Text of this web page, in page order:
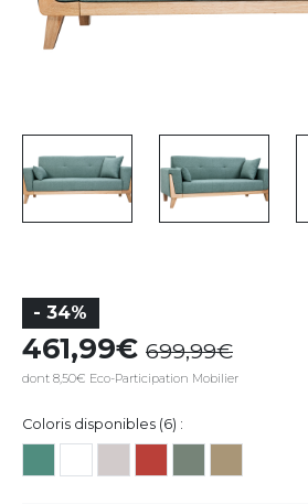
- 34%
461,99 699,99
dont 8,50€ Eco-Participation Mobilier
Coloris disponibles (6) :